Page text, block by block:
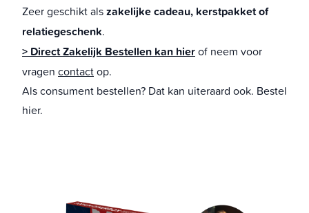
Zeer geschikt alszakelijke cadeau, kerstpakket of
relatiegeschenk.
> Direct Zakelijk Bestellen kan hierof neem voor
vragen contactop.
Als consument bestellen? Dat kan uiteraard ook. Bestel
hier.